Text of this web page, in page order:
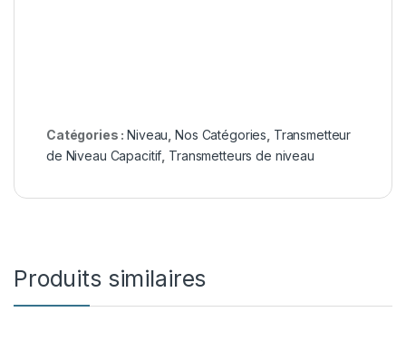
Catégories :Niveau ,Nos Catégories Transmetteur
de Niveau Capacitif Transmetteurs de niveau
Produits similaires